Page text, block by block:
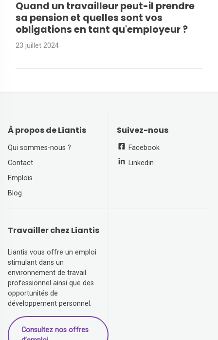
Quand un travailleur peut-il prendre
sa pension et quelles sont vos
obligations en tant qu'employeur ?
23 juillet 2024
À propos de Liantis
Qui sommes-nous ?
Contact
Emplois
Blog
Suivez-nous
Facebook
Linkedin
Travailler chez Liantis
Liantis vous offre un emploi
stimulant dans un
environnement de travail
professionnel ainsi que des
opportunités de
développement personnel.
Consultez nos offres